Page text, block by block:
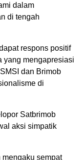
dalam
di tengah
respons positif
yang mengapresiasi
dan Brimob
di
Satbrimob
aksi simpatik
sempat